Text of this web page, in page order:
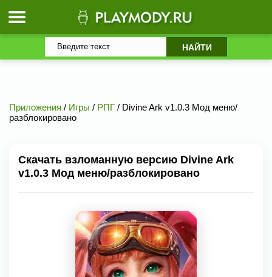
Приложения / Игры / РПГ / Divine Ark v1.0.3 Мод меню/
разблокировано
Скачать взломанную версию Divine Ark
v1.0.3 Мод меню/разблокировано